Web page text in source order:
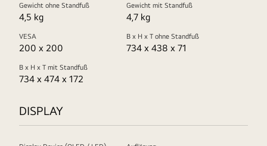
Gewicht ohne Standfuß
4,5 kg
Gewicht mit Standfuß
4,7 kg
VESA
200 x 200
B x H x T ohne Standfuß
734 x 438 x 71
B x H x T mit Standfuß
734 x 474 x 172
DISPLAY